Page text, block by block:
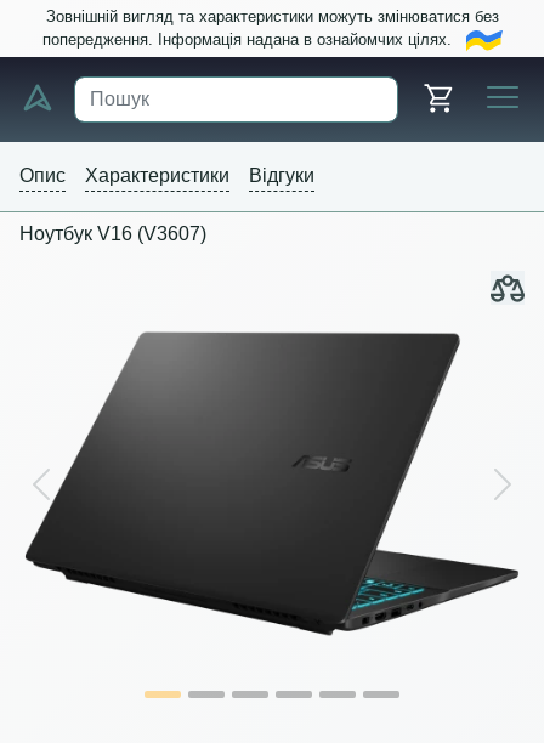
Зовнішній вигляд та характеристики можуть змінюватися без
попередження. Інформація надана в ознайомчих цілях.
Опис Характеристики Відгуки
Ноутбук V16 (V3607)
Previous Next